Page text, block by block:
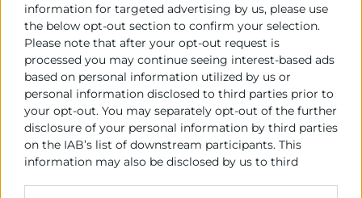
information for targeted advertising by us, please use
the below opt-out section to confirm your selection.
Please note that after your opt-out request is
processed you may continue seeing interest-based ads
based on personal information utilized by us or
personal information disclosed to third parties prior to
your opt-out. You may separately opt-out of the further
disclosure of your personal information by third parties
on the IAB’s list of downstream participants. This
information may also be disclosed by us to third
servicios.
Estudiantes o profesionales que desean
adentrarse en la gestión de compras y cadena de
suministro.
Programa
09:30
Introducción
Presentación del ponente y objetivo del